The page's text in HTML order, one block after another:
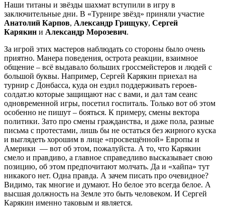
Наши титаны и звёзды шахмат вступили в игру в
заключительные дни. В «Турнире звёзд» приняли участие
Анатолий Карпов, Александр Грищуку, Сергей
Карякин и Александр Морозевич.
За игрой этих мастеров наблюдать со стороны было очень
приятно. Манера поведения, острота реакции, взаимное
общение – всё выдавало больших гроссмейстеров и людей с
большой буквы. Например, Сергей Карякин приехал на
турнир с Донбасса, куда он ездил поддерживать героев-
солдат.ю которые защищают нас с вами, и дал там сеанс
одновременной игры, посетил госпиталь. Только вот об этом
особенно не пишут – бояться. К примеру, смены вектора
политики. Зато про смены гражданства, и даже пола, разные
письма с протестами, лишь бы не остаться без жирного куска
и выглядеть хорошим в лице «просвещённой» Европы и
Америки — вот об этом, пожалуйста. А то, что Карякин
смело и правдиво, а главное справедливо высказывает свою
позицию, об этом предпочитают молчать. Да и «хайпа» тут
никакого нет. Одна правда. А зачем писать про очевидное?
Видимо, так многие и думают. Но белое это всегда белое. А
высшая должность на Земле это быть человеком. И Сергей
Карякин именно таковым и является.